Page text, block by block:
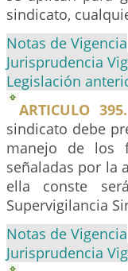
sindicato,
Notas de Vigencia
Jurisprudencia
Legislación
ARTICULO
sindicato debe
manejo de los
señaladas por la
ella conste
Supervigilancia
Notas de Vigencia
Jurisprudencia